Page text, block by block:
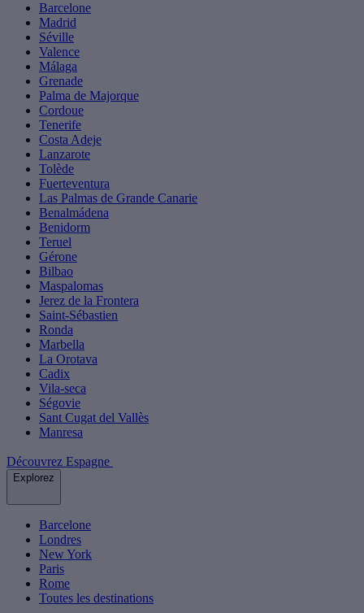
Barcelone
Madrid
Séville
Valence
Málaga
Grenade
Palma de Majorque
Cordoue
Tenerife
Costa Adeje
Lanzarote
Tolède
Fuerteventura
Las Palmas de Grande Canarie
Benalmádena
Benidorm
Teruel
Gérone
Bilbao
Maspalomas
Jerez de la Frontera
Saint-Sébastien
Ronda
Marbella
La Orotava
Cadix
Vila-seca
Ségovie
Sant Cugat del Vallès
Manresa
Découvrez Espagne
Explorez
Barcelone
Londres
New York
Paris
Rome
Toutes les destinations